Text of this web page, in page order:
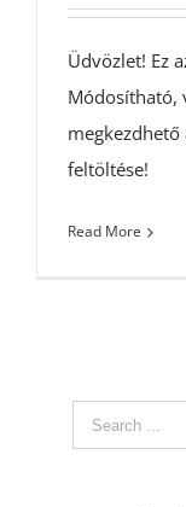
Üdvözlet! Ez
Módosítható,
feltöltése!
Read More